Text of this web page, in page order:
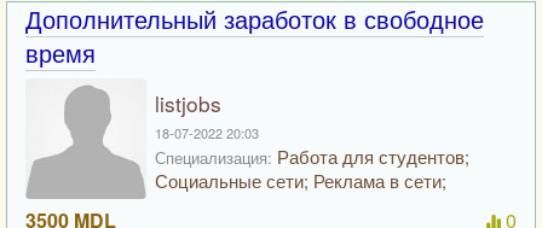
Дополнительный заработок в свободное
время
listjobs
18-07-2022 20:03
Специализация: Работа для студентов;
Социальные сети; Реклама в сети;
3500 MDL
0